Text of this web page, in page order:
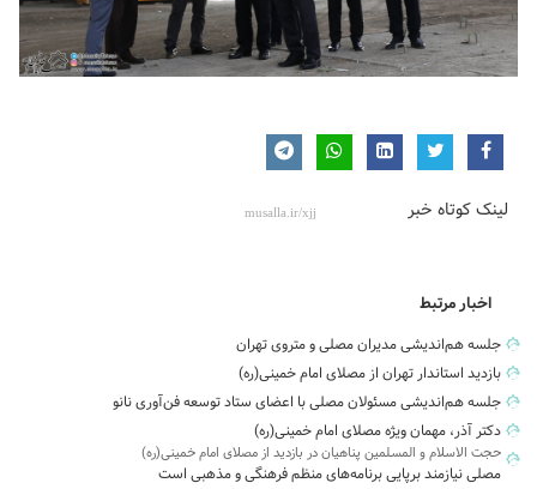
لینک کوتاه خبر
اخبار مرتبط
جلسه هم‌اندیشی مدیران مصلی و متروی تهران
بازدید استاندار تهران از مصلای امام خمینی(ره)
جلسه هم‌اندیشی مسئولان مصلی با اعضای ستاد توسعه فن‌آوری نانو
دکتر آذر، مهمان ویژه مصلای امام خمینی(ره)
حجت الاسلام و المسلمین پناهیان در بازدید از مصلای امام خمینی(ره)
مصلی نیازمند برپایی برنامه‌های منظم فرهنگی و مذهبی است